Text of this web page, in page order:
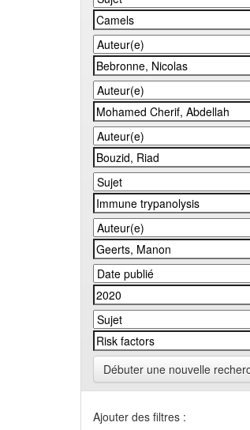
Débuter une nouvelle
Ajouter des filtres :